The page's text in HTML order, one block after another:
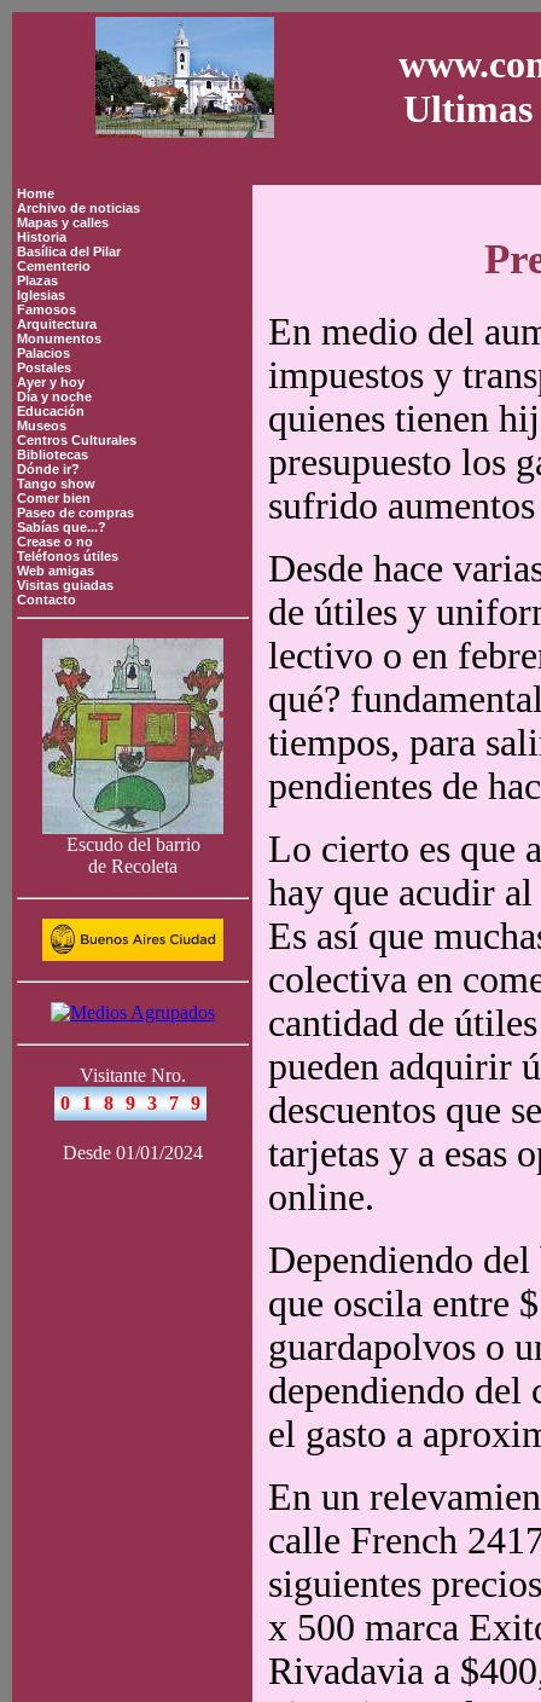
Ultimas
Home
Archivo de noticias
Mapas y calles
Historia
Basílica del Pilar
Cementerio
Plazas
Iglesias
Famosos
Arquitectura
Monumentos
Palacios
Postales
Ayer y hoy
Día y noche
Educación
Museos
Centros Culturales
Bibliotecas
Dónde ir?
Tango show
Comer bien
Paseo de compras
Sabías que...?
Crease o no
Teléfonos útiles
Web amigas
Visitas guiadas
Contacto
Escudo del barrio
de Recoleta
Visitante Nro.
Desde 01/01/2024
En medio del
impuestos y
quienes tienen
presupuesto los
sufrido
Desde hace
de útiles y
lectivo o en
qué?
tiempos, para
pendientes de
Lo cierto es que
hay que acudir
Es así que
colectiva en
cantidad de
pueden adquirir
descuentos que
tarjetas y a esas
online.
Dependiendo
que oscila entre
guardapolvos o
dependiendo del
el gasto a
En un
calle French
siguientes
x 500 marca
Rivadavia a